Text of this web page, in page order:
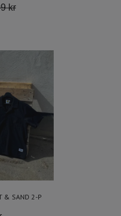
kr
& SAND 2-P